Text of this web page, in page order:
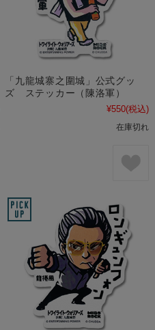
「九龍城寨之圍城」公式グッ
ズ ステッカー（陳洛軍）
¥550(税込)
在庫切れ